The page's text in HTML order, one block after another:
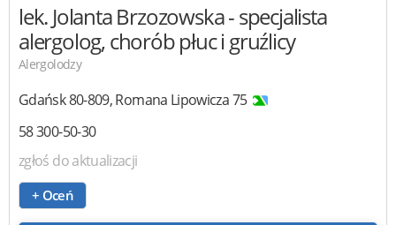
lek. Jolanta Brzozowska- specjalista
alergolog, chorób płuc i gruźlicy
Alergolodzy
Gdańsk80-809,Romana Lipowicza 75
58 300-50-30
zgłoś do aktualizacji
+ Oceń